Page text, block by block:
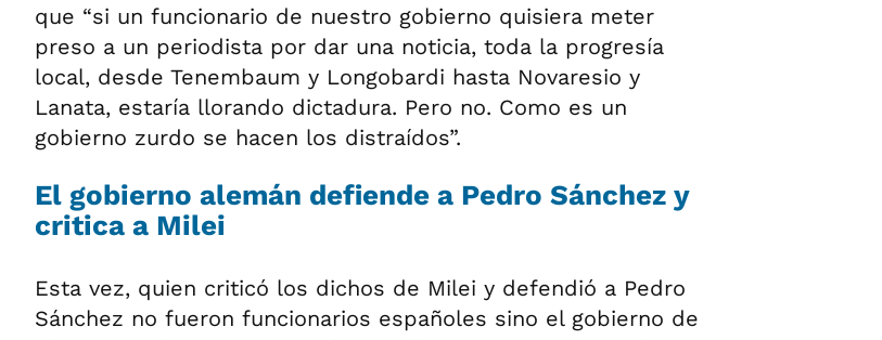
que “si un funcionario de nuestro gobierno quisiera meter
preso a un periodista por dar una noticia, toda la progresía
local, desde Tenembaum y Longobardi hasta Novaresio y
Lanata, estaría llorando dictadura. Pero no. Como es un
gobierno zurdo se hacen los distraídos”.
El gobierno alemán defiende a Pedro Sánchez y
critica a Milei
Esta vez, quien criticó los dichos de Milei y defendió a Pedro
Sánchez no fueron funcionarios españoles sino el gobierno de